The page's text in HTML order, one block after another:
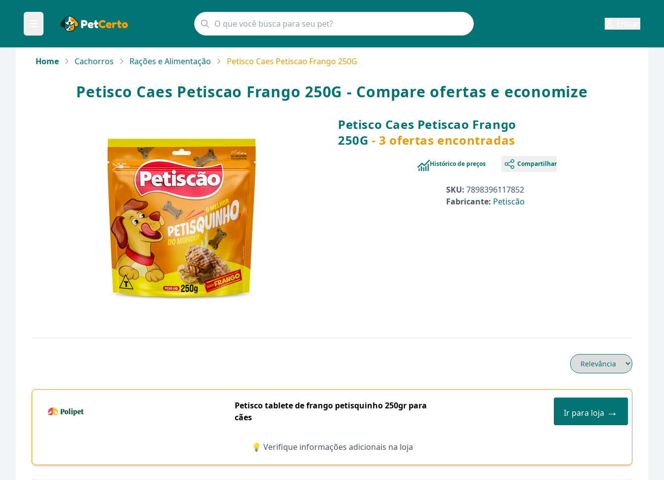
Home Cachorros Rações e Alimentação Petisco Caes Petiscao Frango 250G
Petisco Caes Petiscao Frango 250G - Compare ofertas e economize
Petisco Caes Petiscao Frango
250G - 3 ofertas encontradas
Histórico de preços Compartilhar
SKU: 7898396117852
Fabricante: Petiscão
Petisco tablete de frango petisquinho 250gr para
cães
Ir para loja →
💡 Verifique informações adicionais na loja